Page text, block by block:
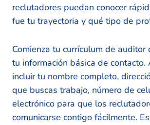
reclutadores puedan conocer
fue tu trayectoria y qué tipo de
Comienza tu currículum de auditor
tu información básica de contacto.
incluir tu nombre completo,
que buscas trabajo, número de
electrónico para que los
comunicarse contigo fácilmente.